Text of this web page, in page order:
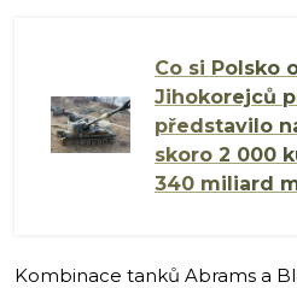
Co si Polsko
Jihokorejců
představilo
skoro 2 000
340 miliard
Kombinace tanků Abrams a